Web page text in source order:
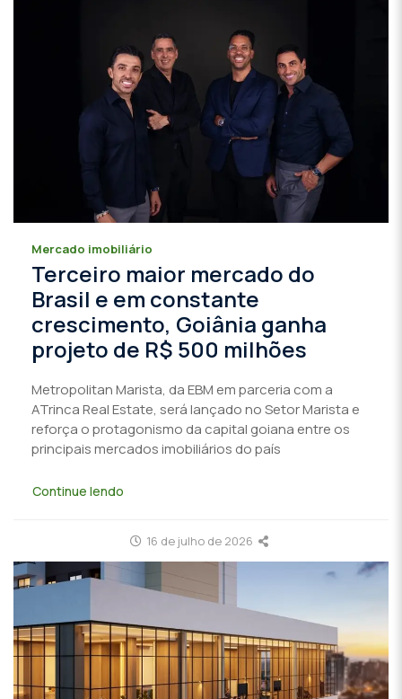
Mercado imobiliário
Terceiro maior mercado do
Brasil e em constante
crescimento, Goiânia ganha
projeto de R$ 500 milhões
Metropolitan Marista, da EBM em parceria com a
ATrinca Real Estate, será lançado no Setor Marista e
reforça o protagonismo da capital goiana entre os
principais mercados imobiliários do país
Continue lendo
16 de julho de 2026